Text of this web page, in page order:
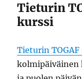
Tieturin
kurssi
Tieturin
kolmipäiväinen